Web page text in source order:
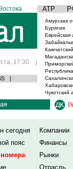
АТР
17:30 |
|
Амурская
Бурятия
Еврейская
Чукотский
сегодня
Компании
пояс
Финансы
Рынки
Отрасль